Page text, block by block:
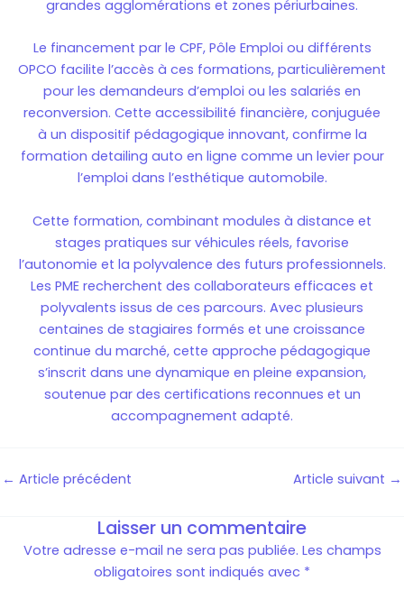
grandes agglomérations et zones périurbaines.
Le financement par le CPF, Pôle Emploi ou différents
OPCO facilite l’accès à ces formations, particulièrement
pour les demandeurs d’emploi ou les salariés en
reconversion. Cette accessibilité financière, conjuguée
à un dispositif pédagogique innovant, confirme la
formation detailing auto en ligne comme un levier pour
l’emploi dans l’esthétique automobile.
Cette formation, combinant modules à distance et
stages pratiques sur véhicules réels, favorise
l’autonomie et la polyvalence des futurs professionnels.
Les PME recherchent des collaborateurs efficaces et
polyvalents issus de ces parcours. Avec plusieurs
centaines de stagiaires formés et une croissance
continue du marché, cette approche pédagogique
s’inscrit dans une dynamique en pleine expansion,
soutenue par des certifications reconnues et un
accompagnement adapté.
← Article précédent Article suivant →
Laisser un commentaire
Votre adresse e-mail ne sera pas publiée. Les champs
obligatoires sont indiqués avec *